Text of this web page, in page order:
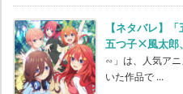
【ネタバレ】
五つ子×風太郎
∽」は、人気ア
いた作品で ...